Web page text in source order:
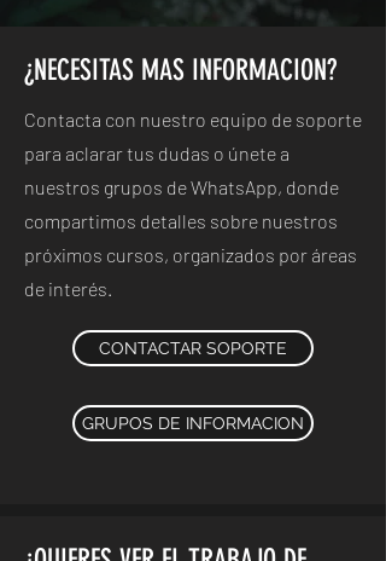
¿NECESITAS MAS INFORMACION?
Contacta con nuestro equipo de soporte
para aclarar tus dudas o únete a
nuestros grupos de WhatsApp, donde
compartimos detalles sobre nuestros
próximos cursos, organizados por áreas
de interés.
CONTACTAR SOPORTE
GRUPOS DE INFORMACION